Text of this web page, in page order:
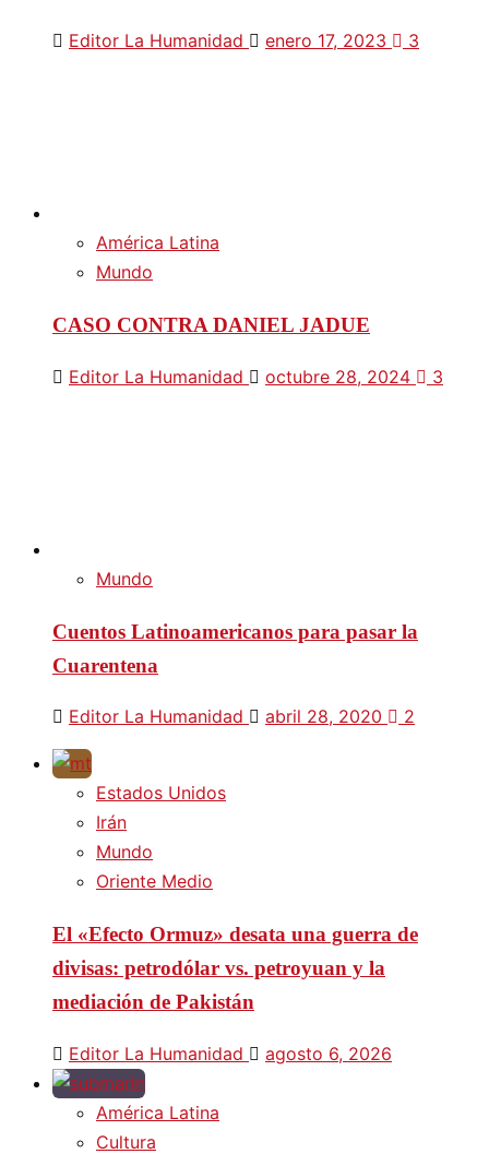
Editor La Humanidad enero 17, 2023 3
América Latina
Mundo
CASO CONTRA DANIEL JADUE
Editor La Humanidad octubre 28, 2024 3
Mundo
Cuentos Latinoamericanos para pasar la
Cuarentena
Editor La Humanidad abril 28, 2020 2
Estados Unidos
Irán
Mundo
Oriente Medio
El «Efecto Ormuz» desata una guerra de
divisas: petrodólar vs. petroyuan y la
mediación de Pakistán
Editor La Humanidad agosto 6, 2026
América Latina
Cultura